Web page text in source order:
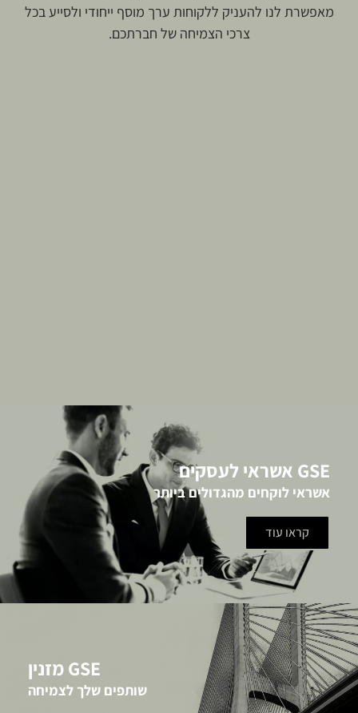
מאפשרת לנו להעניק ללקוחות ערך מוסף ייחודי ולסייע בכל
צרכי הצמיחה של חברתכם.
GSE אשראי לעסקים
אשראי לוקחים מהגדולים ביותר
קראו עוד
GSE מזנין
שותפים שלך לצמיחה